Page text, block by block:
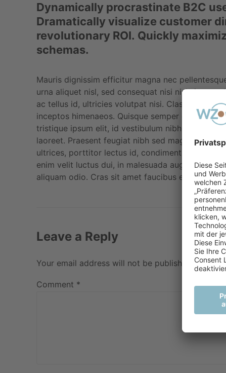
Dynamically procrastinate B2C
Dramatically visualize customer
revolutionary ROI. Quickly
schemas.
Mauris dignissim efficitur magna nec
urna aliquet nisl, sed consequat nisi nisl sit
ac tellus id, ultricies volutpat nisi. Class aptent
inceptos himenaeos. Quisque semper quis purus
tristique ipsum elit, id vestibulum nibh feugiat id.
laoreet. Praesent feugiat nibh sed magna
ultrices, porttitor lectus id, condimentum dui.
enim velit luctus dui, in malesuada augue ex
aliquam odio. Cras sit amet faucibus erat.
Leave a Reply
Your email address will not be published.
Comment *